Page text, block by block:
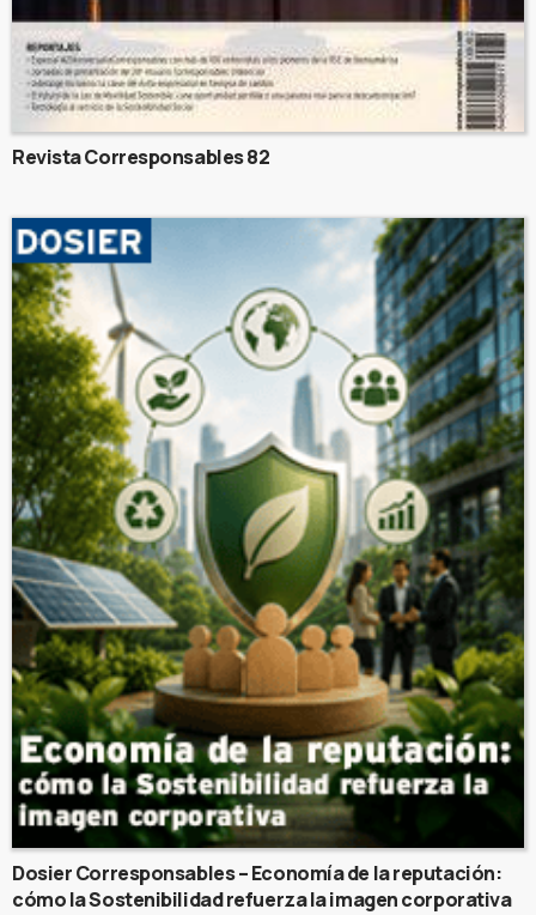
Revista Corresponsables 82
Dosier Corresponsables – Economía de la reputación:
cómo la Sostenibilidad refuerza la imagen corporativa